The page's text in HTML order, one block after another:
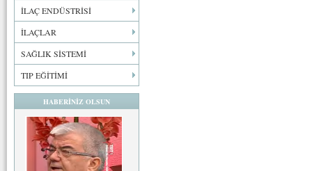
İLAÇ ENDÜSTRİSİ
İLAÇLAR
SAĞLIK SİSTEMİ
TIP EĞİTİMİ
HABERİNİZ OLSUN